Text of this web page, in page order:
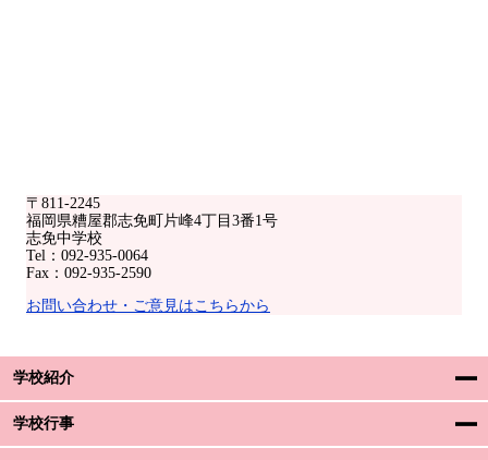
〒811-2245
福岡県糟屋郡志免町片峰4丁目3番1号
志免中学校
Tel：092-935-0064
Fax：092-935-2590
お問い合わせ・ご意見はこちらから
学校紹介
学校行事